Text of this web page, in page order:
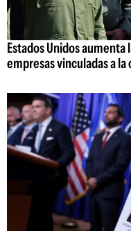
Estados Unidos
empresas vinculadas a